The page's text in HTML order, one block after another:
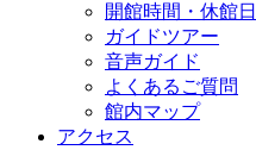
開館時間・休館日
ガイドツアー
音声ガイド
よくあるご質問
館内マップ
アクセス